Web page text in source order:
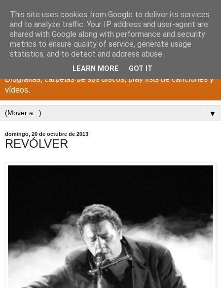
DISCOS PARA EL
RECUERDO
CANTANTES Y GRUPOS DE LOS AÑOS 1950 a 2022.
Biografías, carpetas de sus discos, play lists de canciones y
vídeos.
▼
domingo, 20 de octubre de 2013
REVÓLVER
This site uses cookies from Google to deliver its services
and to analyze traffic. Your IP address and user-agent are
shared with Google along with performance and security
metrics to ensure quality of service, generate usage
statistics, and to detect and address abuse.
LEARN MORE GOT IT